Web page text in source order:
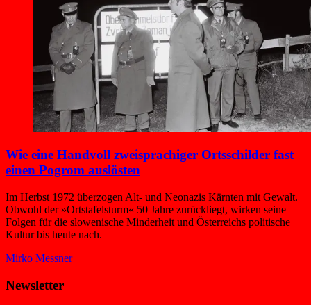
Wie eine Handvoll zwei­sprachiger Ortsschilder fast
einen Pogrom auslösten
Im Herbst 1972 überzogen Alt- und Neonazis Kärnten mit Gewalt.
Obwohl der »Ortstafelsturm« 50 Jahre zurückliegt, wirken seine
Folgen für die slowenische Minderheit und Österreichs politische
Kultur bis heute nach.
Mirko Messner
Newsletter